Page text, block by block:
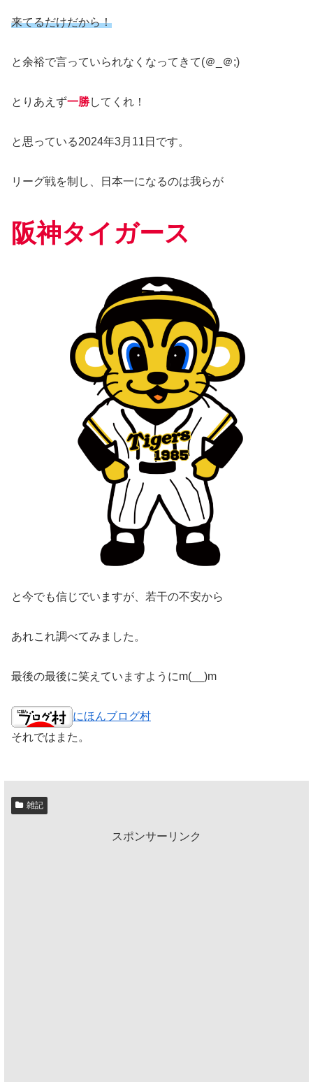
来てるだけだから！
と余裕で言っていられなくなってきて(＠_＠;)
とりあえず一勝してくれ！
と思っている2024年3月11日です。
リーグ戦を制し、日本一になるのは我らが
阪神タイガース
と今でも信じでいますが、若干の不安から
あれこれ調べてみました。
最後の最後に笑えていますようにm(__)m
にほんブログ村
それではまた。
雑記
スポンサーリンク